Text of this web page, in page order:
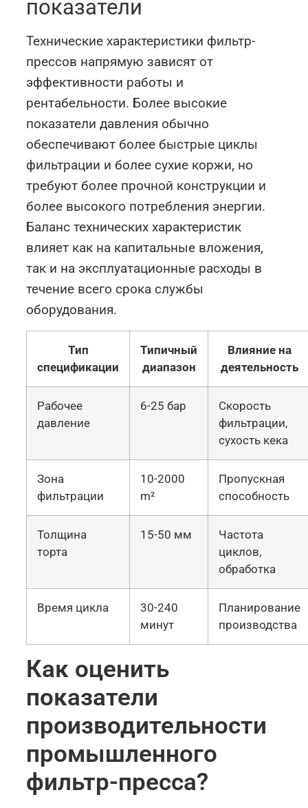
показатели
Технические характеристики фильтр-
прессов напрямую зависят от
эффективности работы и
рентабельности. Более высокие
показатели давления обычно
обеспечивают более быстрые циклы
фильтрации и более сухие коржи, но
требуют более прочной конструкции и
более высокого потребления энергии.
Баланс технических характеристик
влияет как на капитальные вложения,
так и на эксплуатационные расходы в
течение всего срока службы
оборудования.
Тип
спецификации
Типичный
диапазон
Влияние на
деятельность
Рабочее
давление
6-25 бар
Скорость
фильтрации,
сухость кека
Зона
фильтрации
10-2000
m²
Пропускная
способность
Толщина
торта
15-50 мм
Частота
циклов,
обработка
Время цикла
30-240
минут
Планирование
производства
Как оценить
показатели
производительности
промышленного
фильтр-пресса?